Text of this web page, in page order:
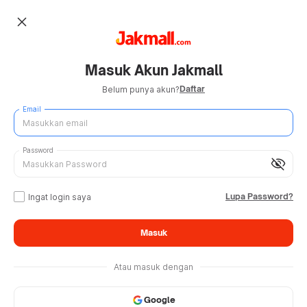
close
Masuk Akun Jakmall
Belum punya akun?Daftar
Email
visibility_off
Password
Ingat login saya Lupa Password?
Masuk
Atau masuk dengan
Google